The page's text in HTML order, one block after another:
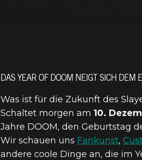
DAS YEAR OF DOOM NEIGT SICH DEM
Was ist für die Zukunft des
Schaltet morgen am 10.
Jahre DOOM, den Geburtstag
Wir schauen uns Fankunst,
andere coole Dinge an, die im